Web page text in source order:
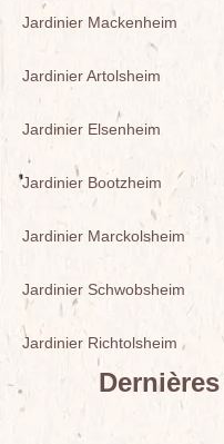
Jardinier Mackenheim
Jardinier Artolsheim
Jardinier Elsenheim
Jardinier Bootzheim
Jardinier Marckolsheim
Jardinier Schwobsheim
Jardinier Richtolsheim